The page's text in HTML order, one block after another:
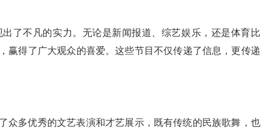
了不凡的实力。无论是新闻报道、综艺娱乐，还是体育比
赢得了广大观众的喜爱。这些节目不仅传递了信息，更传递
众多优秀的文艺表演和才艺展示，既有传统的民族歌舞，也